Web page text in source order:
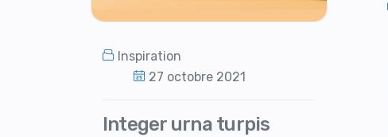
Inspiration
27 octobre 2021
Integer urna turpis